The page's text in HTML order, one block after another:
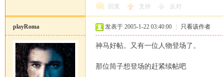
回复 支持 反对
playRoma 发表于 2005-1-22 03:40:00 只看该作者
神马好帖。又有一位人物登场了。
那位筒子想登场的赶紧续帖吧